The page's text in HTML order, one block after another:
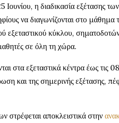
η διαδικασία εξέτασης
να διαγωνίζονται στο μάθημα
εξεταστικού κύκλου,
σε όλη τη χώρα.
στα εξεταστικά κέντρα έως
και της σημερινής εξέτασης,
στρέφεται αποκλειστικά στην